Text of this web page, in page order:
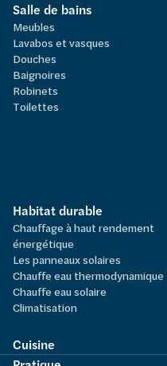
Salle de bains
Meubles
Lavabos et vasques
Douches
Baignoires
Robinets
Toilettes
Habitat durable
Chauffage à haut rendement
énergétique
Les panneaux solaires
Chauffe eau thermodynamique
Chauffe eau solaire
Climatisation
Cuisine